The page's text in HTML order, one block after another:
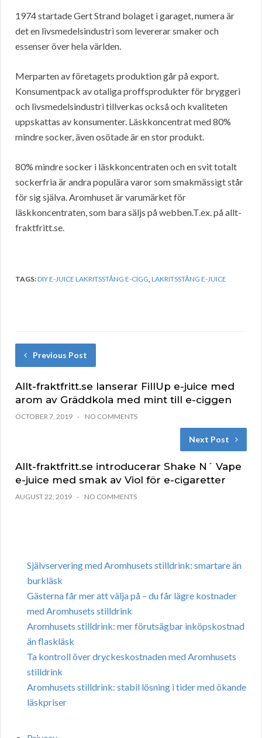
1974 startade Gert Strand bolaget i garaget, numera är
det en livsmedelsindustri som levererar smaker och
essenser över hela världen.
Merparten av företagets produktion går på export.
Konsumentpack av otaliga proffsprodukter för bryggeri
och livsmedelsindustri tillverkas också och kvaliteten
uppskattas av konsumenter. Läskkoncentrat med 80%
mindre socker, även osötade är en stor produkt.
80% mindre socker i läskkoncentraten och en svit totalt
sockerfria är andra populära varor som smakmässigt står
för sig själva. Aromhuset är varumärket för
läskkoncentraten, som bara säljs på webben.T.ex. på allt-
fraktfritt.se.
TAGS:DIY E-JUICE LAKRITSSTÅNG E-CIGG,LAKRITSSTÅNG E-JUICE
Previous Post
Allt-fraktfritt.se lanserar FillUp e-juice med
arom av Gräddkola med mint till e-ciggen
OCTOBER 7, 2019 NO COMMENTS
Next Post
Allt-fraktfritt.se introducerar Shake N´ Vape
e-juice med smak av Viol för e-cigaretter
AUGUST 22, 2019 NO COMMENTS
Självservering med Aromhusets stilldrink: smartare än
burkläsk
Gästerna får mer att välja på – du får lägre kostnader
med Aromhusets stilldrink
Aromhusets stilldrink: mer förutsägbar inköpskostnad
än flaskläsk
Ta kontroll över dryckeskostnaden med Aromhusets
stilldrink
Aromhusets stilldrink: stabil lösning i tider med ökande
läskpriser